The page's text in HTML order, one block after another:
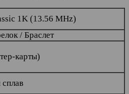
1K (13.56 MHz)
/ Браслет
карты)